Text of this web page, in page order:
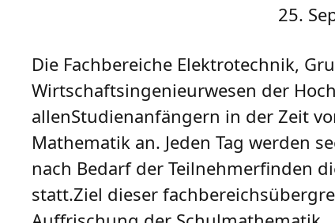
25.
Die Fachbereiche Elektrotechnik,
Wirtschaftsingenieurwesen der
allenStudienanfängern in der Zeit
Mathematik an. Jeden Tag werden
nach Bedarf der Teilnehmerfinden
statt.Ziel dieser